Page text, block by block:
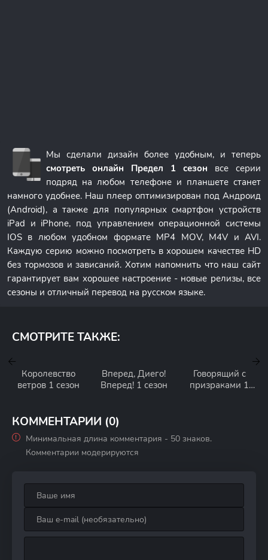
Мы сделали дизайн более удобным, и теперь
смотреть онлайн Предел 1 сезон все серии
подряд на любом телефоне и планшете станет
намного удобнее. Наш плеер оптимизирован под Андроид
(Android), а также для популярных смартфон устройств
iPad и iPhone, под управлением операционной системы
IOS в любом удобном формате MP4 MOV, M4V и AVI.
Каждую серию можно посмотреть в хорошем качестве HD
без тормозов и зависаний. Хотим напомнить что наш сайт
гарантирует вам хорошее настроение - новые релизы, все
сезоны и отличный перевод на русском языке.
СМОТРИТЕ ТАКЖЕ:
Королевство
ветров 1 сезон
Вперед, Диего!
Вперед! 1 сезон
Говорящий с
призраками 1
КОММЕНТАРИИ (0)
Минимальная длина комментария - 50 знаков.
Комментарии модерируются